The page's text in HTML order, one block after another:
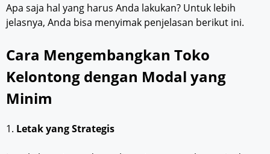
Apa saja hal yang harus Anda lakukan? Untuk lebih
jelasnya, Anda bisa menyimak penjelasan berikut ini.
Cara Mengembangkan Toko
Kelontong dengan Modal yang
Minim
1. Letak yang Strategis